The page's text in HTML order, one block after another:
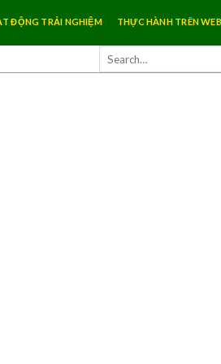
ĐỘNG TRẢI NGHIỆM THỰC HÀNH TRÊN